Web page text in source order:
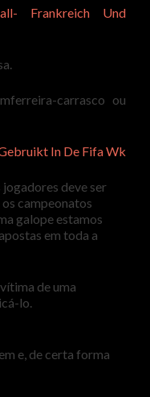
Frankreich Und
carrasco ou
In De Fifa Wk
deve ser
campeonatos
galope estamos
em toda a
de uma
lo.
e, de certa forma